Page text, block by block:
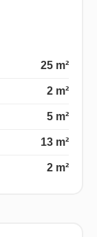
25 m²
2 m²
5 m²
13 m²
2 m²